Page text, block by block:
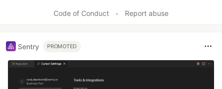
Code of Conduct
• Report abuse
Sentry PROMOTED